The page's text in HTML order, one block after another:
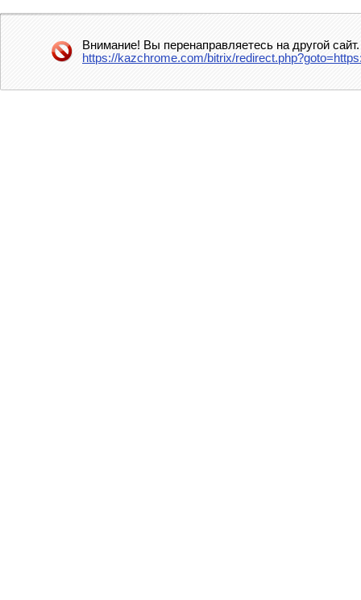
Внимание! Вы перенаправляетесь на другой
https://kazchrome.com/bitrix/